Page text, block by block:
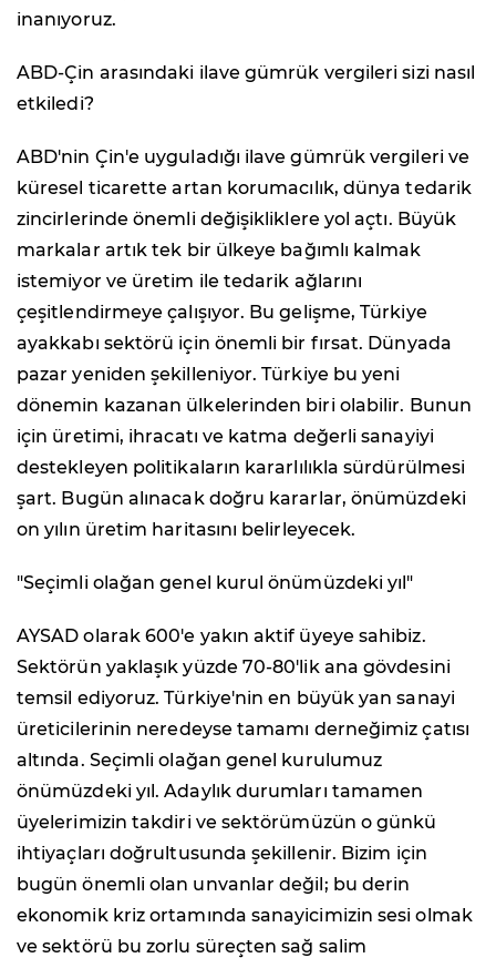
inanıyoruz.
ABD-Çin arasındaki ilave gümrük vergileri sizi nasıl
etkiledi?
ABD'nin Çin'e uyguladığı ilave gümrük vergileri ve
küresel ticarette artan korumacılık, dünya tedarik
zincirlerinde önemli değişikliklere yol açtı. Büyük
markalar artık tek bir ülkeye bağımlı kalmak
istemiyor ve üretim ile tedarik ağlarını
çeşitlendirmeye çalışıyor. Bu gelişme, Türkiye
ayakkabı sektörü için önemli bir fırsat. Dünyada
pazar yeniden şekilleniyor. Türkiye bu yeni
dönemin kazanan ülkelerinden biri olabilir. Bunun
için üretimi, ihracatı ve katma değerli sanayiyi
destekleyen politikaların kararlılıkla sürdürülmesi
şart. Bugün alınacak doğru kararlar, önümüzdeki
on yılın üretim haritasını belirleyecek.
"Seçimli olağan genel kurul önümüzdeki yıl"
AYSAD olarak 600'e yakın aktif üyeye sahibiz.
Sektörün yaklaşık yüzde 70-80'lik ana gövdesini
temsil ediyoruz. Türkiye'nin en büyük yan sanayi
üreticilerinin neredeyse tamamı derneğimiz çatısı
altında. Seçimli olağan genel kurulumuz
önümüzdeki yıl. Adaylık durumları tamamen
üyelerimizin takdiri ve sektörümüzün o günkü
ihtiyaçları doğrultusunda şekillenir. Bizim için
bugün önemli olan unvanlar değil; bu derin
ekonomik kriz ortamında sanayicimizin sesi olmak
ve sektörü bu zorlu süreçten sağ salim